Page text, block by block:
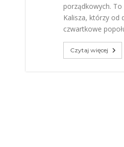
porządkowych.
Kalisza, którzy od
czwartkowe
Czytaj więcej